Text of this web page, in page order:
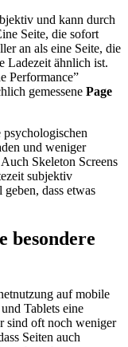
und kann durch
Seite, die sofort
an als eine Seite, die
Ladezeit ähnlich ist.
Performance”
gemessene Page
psychologischen
und weniger
Skeleton Screens
subjektiv
dass etwas
besondere
auf mobile
Tablets eine
sind oft noch weniger
Seiten auch